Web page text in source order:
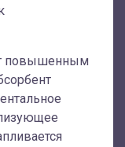
повышенным